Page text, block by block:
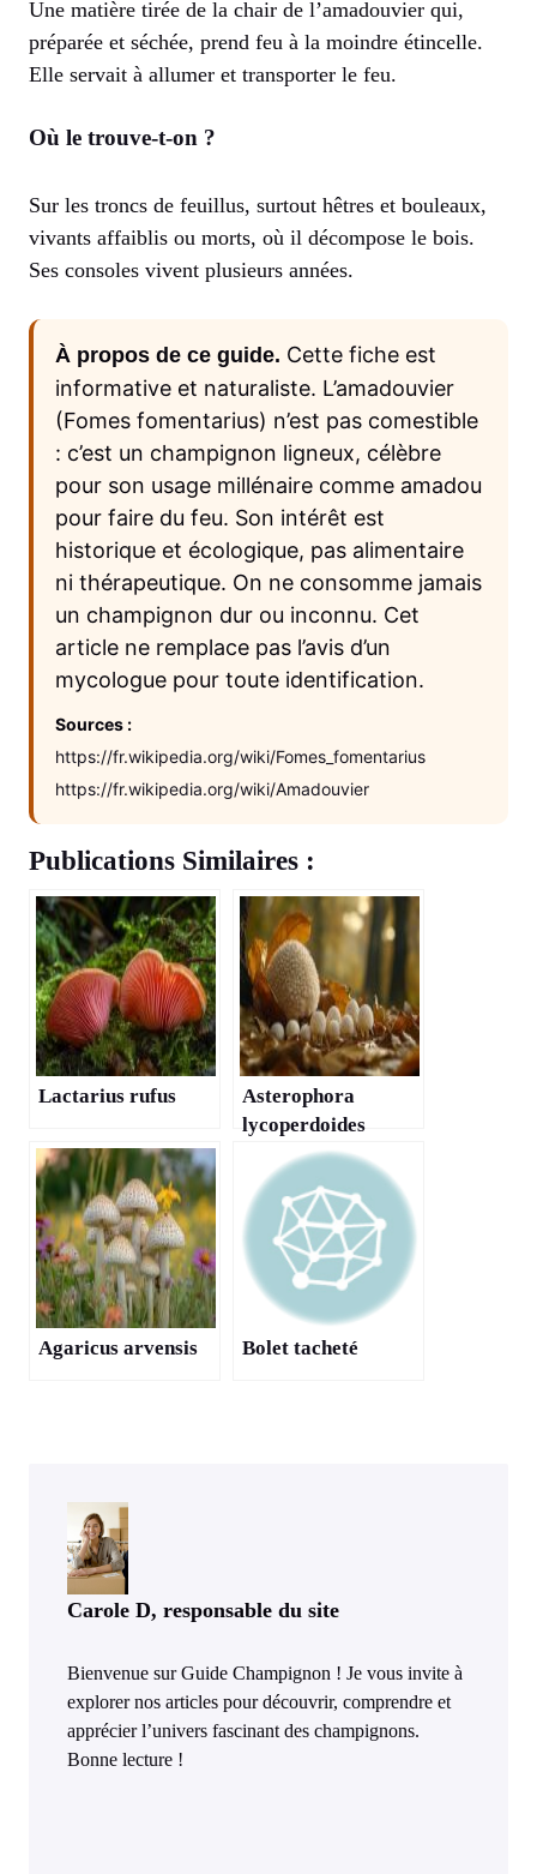
Une matière tirée de la chair de l’amadouvier qui,
préparée et séchée, prend feu à la moindre étincelle.
Elle servait à allumer et transporter le feu.
Où le trouve-t-on ?
Sur les troncs de feuillus, surtout hêtres et bouleaux,
vivants affaiblis ou morts, où il décompose le bois.
Ses consoles vivent plusieurs années.
À propos de ce guide. Cette fiche est
informative et naturaliste. L’amadouvier
(Fomes fomentarius) n’est pas comestible
: c’est un champignon ligneux, célèbre
pour son usage millénaire comme amadou
pour faire du feu. Son intérêt est
historique et écologique, pas alimentaire
ni thérapeutique. On ne consomme jamais
un champignon dur ou inconnu. Cet
article ne remplace pas l’avis d’un
mycologue pour toute identification.
Sources :
https://fr.wikipedia.org/wiki/Fomes_fomentarius
https://fr.wikipedia.org/wiki/Amadouvier
Publications Similaires :
Lactarius rufus
Asterophora
lycoperdoides
Agaricus arvensis Bolet tacheté
Carole D, responsable du site
Bienvenue sur Guide Champignon ! Je vous invite à
explorer nos articles pour découvrir, comprendre et
apprécier l’univers fascinant des champignons.
Bonne lecture !